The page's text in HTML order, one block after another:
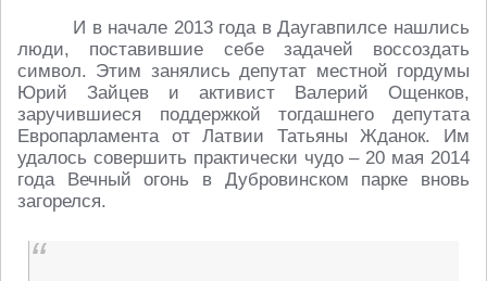
И в начале 2013 года в Даугавпилсе нашлись
люди, поставившие себе задачей воссоздать
символ. Этим занялись депутат местной гордумы
Юрий Зайцев и активист Валерий Ощенков,
заручившиеся поддержкой тогдашнего депутата
Европарламента от Латвии Татьяны Жданок. Им
удалось совершить практически чудо – 20 мая 2014
года Вечный огонь в Дубровинском парке вновь
загорелся.